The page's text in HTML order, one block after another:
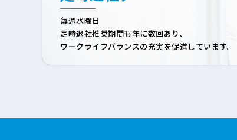
毎週水曜日
定時退社推奨期間も年に数回あり、
ワークライフバランスの充実を促進しています。